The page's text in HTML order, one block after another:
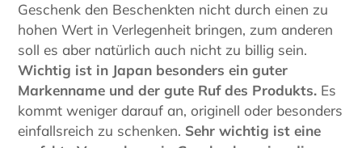
Geschenk den Beschenkten nicht durch einen zu
hohen Wert in Verlegenheit bringen, zum anderen
soll es aber natürlich auch nicht zu billig sein.
Wichtig ist in Japan besonders ein guter
Markenname und der gute Ruf des Produkts. Es
kommt weniger darauf an, originell oder besonders
einfallsreich zu schenken. Sehr wichtig ist eine